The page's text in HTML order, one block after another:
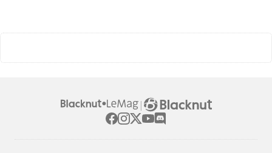
Les commandes sont indiquées dans les options du jeu.
|